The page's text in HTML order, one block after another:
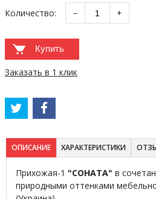
Количество: − +
Купить
Заказать в 1 клик
ОПИСАНИЕ ХАРАКТЕРИСТИКИ
Прихожая-1 "СОНАТА" в
природными оттенками